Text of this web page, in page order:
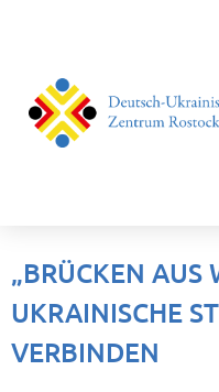
„BRÜCKEN AUS
UKRAINISCHE
VERBINDEN